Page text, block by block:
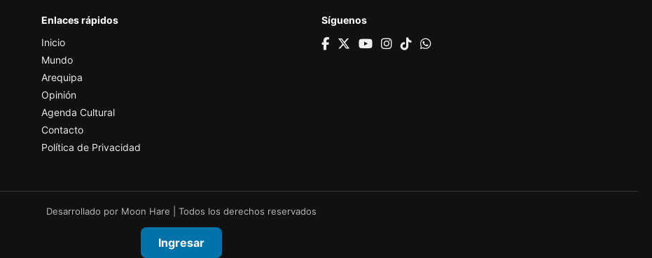
Enlaces rápidos
Inicio
Mundo
Arequipa
Opinión
Agenda Cultural
Contacto
Política de Privacidad
Síguenos
Desarrollado por Moon Hare | Todos los derechos reservados
Ingresar